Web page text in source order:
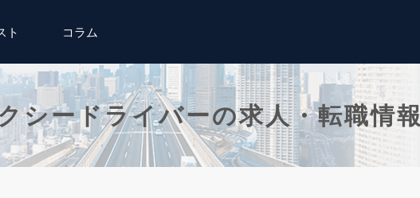
ト コラム
シードライバーの求人・転職情報